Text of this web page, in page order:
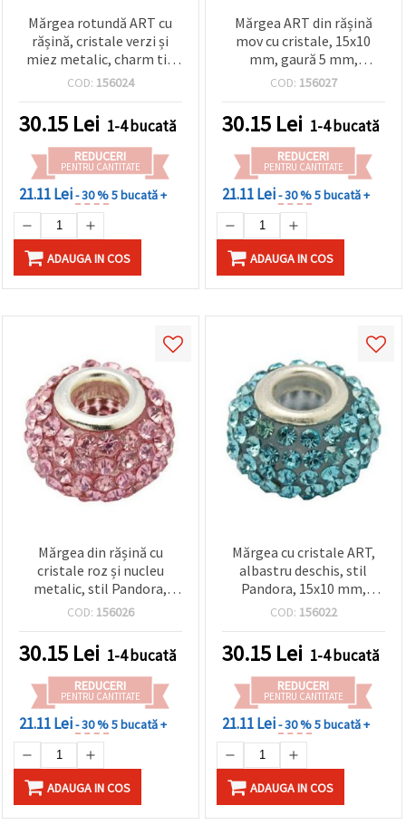
Mărgea rotundă ART cu
rășină, cristale verzi și
miez metalic, charm tip
Pandora, 15x10 mm,
COD: 156024
30.15 Lei 1-4 bucată
REDUCERI
PENTRU CANTITATE
21.11 Lei- 30 %5 bucată +
ADAUGA IN COS
Mărgea ART din rășină
mov cu cristale, 15x10
mm, gaură 5 mm,
compatibilă cu brățări tip
COD: 156027
30.15 Lei 1-4 bucată
REDUCERI
PENTRU CANTITATE
21.11 Lei- 30 %5 bucată +
ADAUGA IN COS
Mărgea din rășină cu
cristale roz și nucleu
metalic, stil Pandora,
15x10 mm, gaură 5 mm
COD: 156026
30.15 Lei 1-4 bucată
REDUCERI
PENTRU CANTITATE
21.11 Lei- 30 %5 bucată +
ADAUGA IN COS
Mărgea cu cristale ART,
albastru deschis, stil
Pandora, 15x10 mm,
orificiu 5 mm
COD: 156022
30.15 Lei 1-4 bucată
REDUCERI
PENTRU CANTITATE
21.11 Lei- 30 %5 bucată +
ADAUGA IN COS